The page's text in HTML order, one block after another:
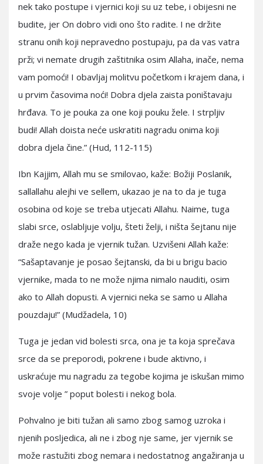
nek tako postupe i vjernici koji su uz tebe, i obijesni ne
budite, jer On dobro vidi ono što radite. I ne držite
stranu onih koji nepravedno postupaju, pa da vas vatra
prži; vi nemate drugih zaštitnika osim Allaha, inače, nema
vam pomoći! I obavljaj molitvu početkom i krajem dana, i
u prvim časovima noći! Dobra djela zaista poništavaju
hrđava. To je pouka za one koji pouku žele. I strpljiv
budi! Allah doista neće uskratiti nagradu onima koji
dobra djela čine.” (Hud, 112-115)
Ibn Kajjim, Allah mu se smilovao, kaže: Božiji Poslanik,
sallallahu alejhi ve sellem, ukazao je na to da je tuga
osobina od koje se treba utjecati Allahu. Naime, tuga
slabi srce, oslabljuje volju, šteti želji, i ništa šejtanu nije
draže nego kada je vjernik tužan. Uzvišeni Allah kaže:
“Sašaptavanje je posao šejtanski, da bi u brigu bacio
vjernike, mada to ne može njima nimalo nauditi, osim
ako to Allah dopusti. A vjernici neka se samo u Allaha
pouzdaju!” (Mudžadela, 10)
Tuga je jedan vid bolesti srca, ona je ta koja sprečava
srce da se preporodi, pokrene i bude aktivno, i
uskraćuje mu nagradu za tegobe kojima je iskušan mimo
svoje volje ” poput bolesti i nekog bola.
Pohvalno je biti tužan ali samo zbog samog uzroka i
njenih posljedica, ali ne i zbog nje same, jer vjernik se
može rastužiti zbog nemara i nedostatnog angažiranja u